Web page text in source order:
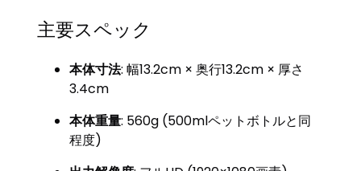
主要スペック
本体寸法: 幅13.2cm × 奥行13.2cm × 厚さ
3.4cm
本体重量: 560g (500mlペットボトルと同
程度)